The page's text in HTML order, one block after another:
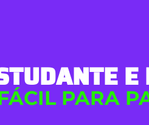
PARA